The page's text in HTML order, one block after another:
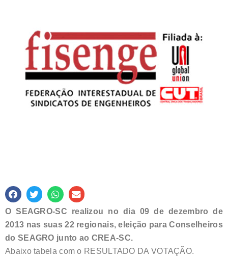
O SEAGRO-SC realizou no dia 09 de dezembro de
2013 nas suas 22 regionais, eleição para Conselheiros
do SEAGRO junto ao CREA-SC.
Abaixo tabela com o RESULTADO DA VOTAÇÃO.